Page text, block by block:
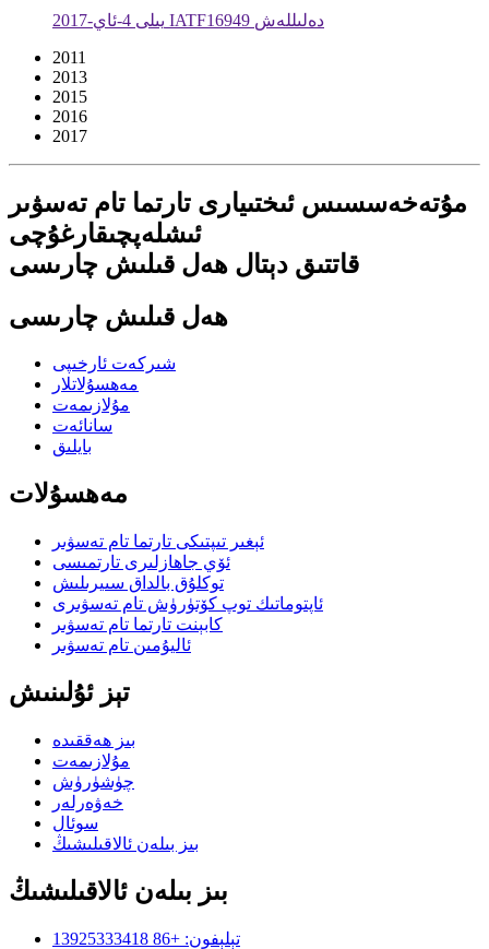
2017-يىلى 4-ئاي IATF16949 دەلىللەش
2011
2013
2015
2016
2017
مۇتەخەسسىس ئىختىيارى تارتما تام تەسۋىر
ئىشلەپچىقارغۇچى
قاتتىق دېتال ھەل قىلىش چارىسى
ھەل قىلىش چارىسى
شىركەت ئارخىپى
مەھسۇلاتلار
مۇلازىمەت
سانائەت
بايلىق
مەھسۇلات
ئېغىر تىپتىكى تارتما تام تەسۋىر
ئۆي جاھازلىرى تارتمىسى
توكلۇق بالداق سىيرىلىش
ئاپتوماتىك توپ كۆتۈرۈش تام تەسۋىرى
كابېنت تارتما تام تەسۋىر
ئاليۇمىن تام تەسۋىر
تېز ئۇلىنىش
بىز ھەققىدە
مۇلازىمەت
چۈشۈرۈش
خەۋەرلەر
سوئال
بىز بىلەن ئالاقىلىشىڭ
بىز بىلەن ئالاقىلىشىڭ
تېلېفون: +86 13925333418